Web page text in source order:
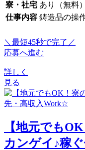
寮・社宅 あり（無料）
仕事内容 鋳造品の操
＼最短45秒で完了／
応募へ進む
詳しく
見る
【地元でも
カンゲイ♪稼